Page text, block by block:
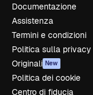
Documentazione
Assistenza
Termini e condizioni
Politica sulla privacy
Originali New
Politica dei cookie
Centro di fiducia